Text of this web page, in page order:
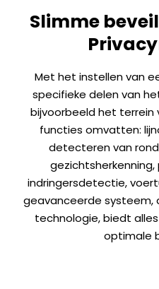
Slimme
Met het instellen van
specifieke delen van
bijvoorbeeld het terrein
functies omvatten:
detecteren van
gezichtsherkenning,
indringersdetectie,
geavanceerde systeem,
technologie, biedt
optimale